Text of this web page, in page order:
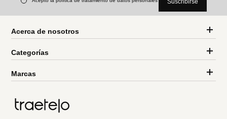
Suscribirse
Acerca de nosotros
Categorías
Marcas